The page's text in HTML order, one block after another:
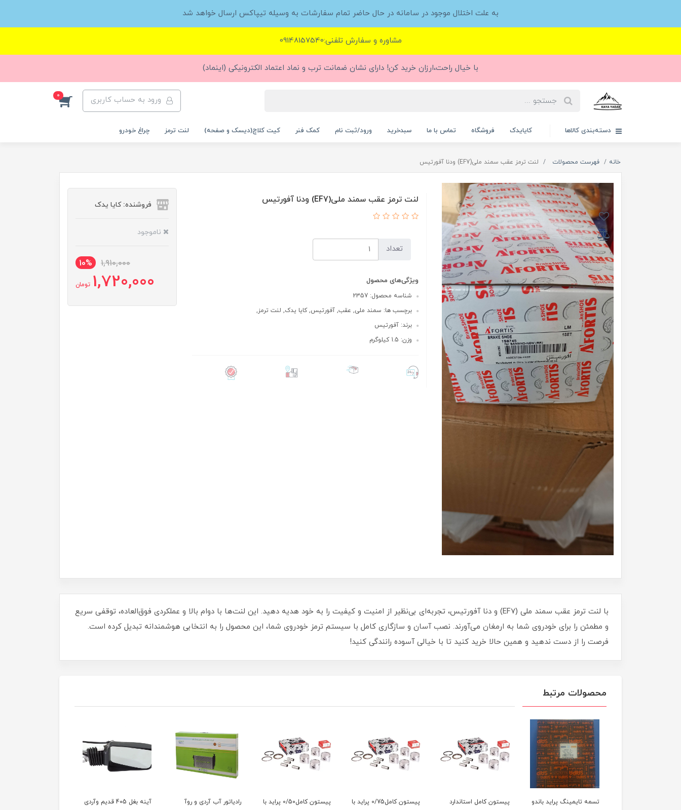
به علت اختلال موجود در سامانه در حال حاضر تمام سفارشات به وسیله تیپاکس ارسال خواهد شد
مشاوره و سفارش تلفنی:09148157540
با خیال راحت،ارزان خرید کن! دارای نشان ضمانت ترب و نماد اعتماد الکترونیکی (اینماد)
ورود به حساب کاربری 0
دسته‌بندی کالاها کایایدک فروشگاه تماس با ما سبدخرید ورود/ثبت نام کمک فنر کیت کلاچ(دیسک و صفحه) لنت ترمز چراغ خودرو
خانه فهرست محصولات لنت ترمز عقب سمند ملی(EF7) ودنا آفورتیس
لنت ترمز عقب سمند ملی(EF7) ودنا آفورتیس
تعداد
ویژگی‌های محصول
شناسه محصول: 2357
برچسب ها: سمند ملی, عقب, آفورتیس, کایا یدک, لنت ترمز,
برند: آفورتیس
وزن: 1.5 کیلوگرم
فروشنده: کایا یدک
ناموجود
1,910,000
10%
1,720,000 تومان
با لنت ترمز عقب سمند ملی (EF7) و دنا آفورتیس، تجربه‌ای بی‌نظیر از امنیت و کیفیت را به خود هدیه دهید. این لنت‌ها با دوام بالا و عملکردی فوق‌العاده، توقفی سریع
و مطمئن را برای خودروی شما به ارمغان می‌آورند. نصب آسان و سازگاری کامل با سیستم ترمز خودروی شما، این محصول را به انتخابی هوشمندانه تبدیل کرده است.
فرصت را از دست ندهید و همین حالا خرید کنید تا با خیالی آسوده رانندگی کنید!
محصولات مرتبط
تسمه تایمینگ پراید باندو
پیستون کامل استاندارد
پیستون کامل0/75 پراید با
پیستون کامل0/50 پراید با
رادیاتور آب آردی و روآ
آینه بغل 405 قدیم وآردی